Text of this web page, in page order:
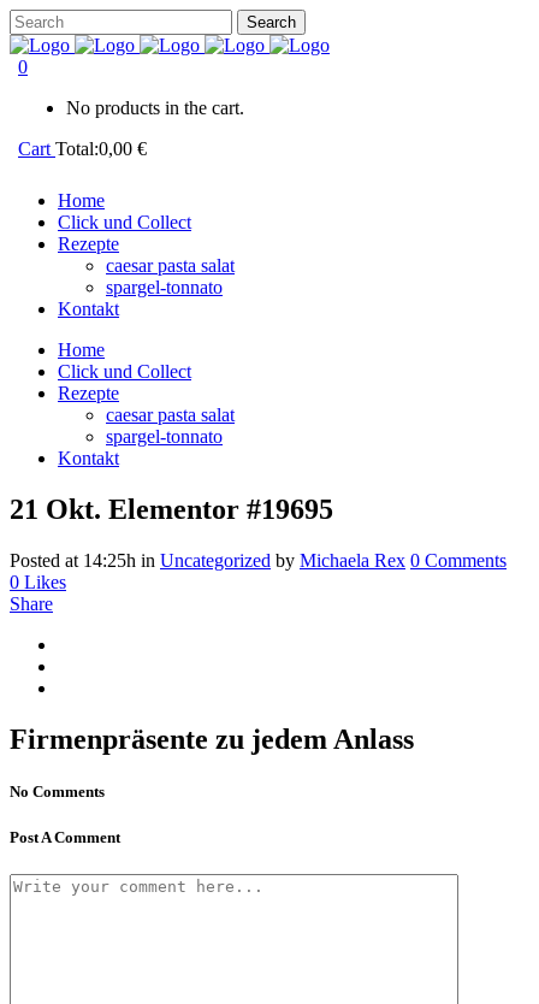
0
No products in the cart.
Cart Total:0,00 €
Home
Click und Collect
Rezepte
caesar pasta salat
spargel-tonnato
Kontakt
Home
Click und Collect
Rezepte
caesar pasta salat
spargel-tonnato
Kontakt
21 Okt. Elementor #19695
Posted at 14:25h in Uncategorized by Michaela Rex 0 Comments
0 Likes
Share
Firmenpräsente zu jedem Anlass
No Comments
Post A Comment